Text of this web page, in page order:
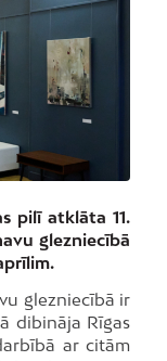
pilī atklāta 11.
glezniecībā
glezniecībā ir
dibināja Rīgas
ar citām